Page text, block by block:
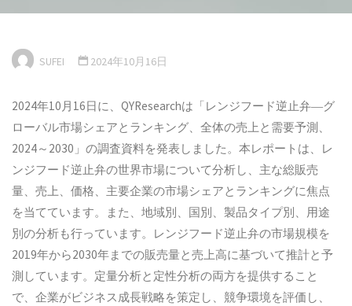
SUFEI 2024年10月16日
2024年10月16日に、QYResearchは「レンジフード逆止弁―グ
ローバル市場シェアとランキング、全体の売上と需要予測、
2024～2030」の調査資料を発表しました。本レポートは、レ
ンジフード逆止弁の世界市場について分析し、主な総販売
量、売上、価格、主要企業の市場シェアとランキングに焦点
を当てています。また、地域別、国別、製品タイプ別、用途
別の分析も行っています。レンジフード逆止弁の市場規模を
2019年から2030年までの販売量と売上高に基づいて推計と予
測しています。定量分析と定性分析の両方を提供すること
で、企業がビジネス成長戦略を策定し、競争環境を評価し、